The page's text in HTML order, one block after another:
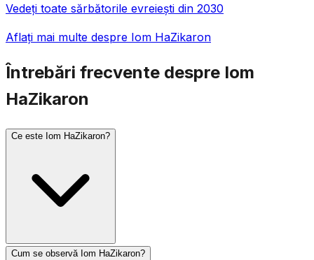
Vedeți toate sărbătorile evreiești din 2030
Aflați mai multe despre Iom HaZikaron
Întrebări frecvente despre Iom
HaZikaron
Ce este Iom HaZikaron?
Cum se observă Iom HaZikaron?